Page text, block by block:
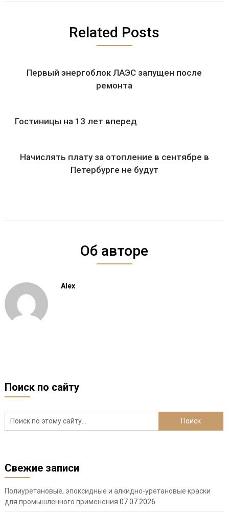
Related Posts
Первый энергоблок ЛАЭС запущен после
ремонта
Гостиницы на 13 лет вперед
Начислять плату за отопление в сентябре в
Петербурге не будут
Об авторе
Alex
Поиск по сайту
Свежие записи
Полиуретановые, эпоксидные и алкидно-уретановые краски
для промышленного применения 07.07.2026